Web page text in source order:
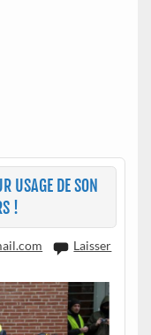
USAGE DE SON
!
Laisser